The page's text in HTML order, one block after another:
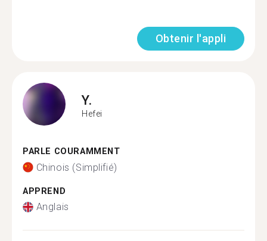
Obtenir l'appli
Y.
Hefei
PARLE COURAMMENT
Chinois (Simplifié)
APPREND
Anglais